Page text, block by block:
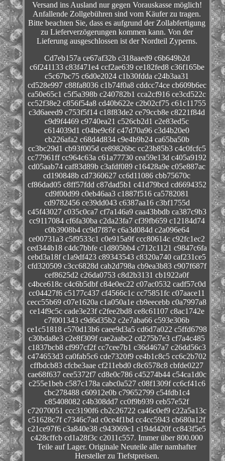
Versand ins Ausland nur gegen Vorauskasse möglich!
Anfallende Zollgebühren sind vom Käufer zu tragen.
Bitte beachten Sie, dass es aufgrund der Zollabfertigung
zu Lieferverzögerungen kommen kann. Von der
Lieferung ausgeschlossen ist der Nordteil Zyperns.
Cd7eb157a ce67af32b c318aaed9 c6b649b2d
c6f241133 c83f471e4 ccf2ae639 ce182fed8 c36f165be
c5c67bc75 c6d0e2024 c1b30fdda c24b3aa31
cd528e997 c88fa8036 c1b74f0a8 cddcc74ce cb609b6ec
ca50e65c1 c5f5a398b c240782b1 cca2cf916 ce3cd522c
cc52f38e2 c856f54a8 cd40b622e c2b02cf75 c61c11755
c3d6aeed9 c753f5f14 c18f83de2 ce79ccb8e c8221f84d
c9d9f4469 c9740ea21 c526cb2d1 c2e83ed5c
c614039d1 c04be9c6f c47d70a96 c3d4b20e0
cb226afa2 c68d4d834 c9e4b9b24 ca65ba50b
cc3bc29d1 cb93f005d ce89826bc cc23b85b3 c4c0fcfc5
cc77961ff cc964c63a c61a77730 cea59e13d c405a9192
cd05aab74 caf83d89b c3afdf089 c16428a9e c05e887ac
cd190848b cd7360627 cc6d11086 cbb75670c
cf86dad05 c8ff57fdd c87dad5b1 c41d79bcd cd6694352
cd9f00d99 c0eb46aa3 c1887f516 ca5782081
cd9782456 ce39dd043 c6387aa16 c3bf1755d
c45f43027 c035c0ca7 cf7a146a9 caa43bbdb ca387c9b3
cc9117084 cf6fa30ba c2da23fa7 cf39fb659 c12184d74
c0b3908b4 cc9d7f87e c6a3d084d c2a096e64
ce00731a3 c5f9533c1 c0e915a9f ccc80614c c92fc1ec2
ced344b18 c4dc7bbfe c1d805bb4 c712c1121 c9847c6fa
cebd3a18f c1a9df423 c89343543 c8320a740 caf231ce5
cfd320509 c3cc6828d cab2d798a cb9ea3b83 c907f687f
cef8625d2 c26da0753 c8d2b3131 cb1922a0f
c4bce618c c4c6b5dbf c84e0ec22 c07ac0532 cadf57c0d
cc04427f6 c5177c437 cf4566c1c cc75851fc c07aace11
cecc55b69 c07e1620a c1a050a1e cb9eecebb c0a7997a8
ce14f9c5c cade3e23f c2fee2bd8 ce8c61107 c8ac1742e
c7f001343 c9d6d35b2 c2e7aba66 c593e306b
ce1c51818 c570d13b6 caee9d3a5 cd6d7a022 c5ffd6798
c30bda8e3 c2e8f309f cae2aabc2 cd275b7e3 cf7a4c485
c1837bcb8 cf997cf2f cc7cee7b1 c36d467a7 c26dd56c3
c474653d3 ca0fab5c6 cde7320f9 ce4b1c8c5 cc6c2b702
cffbdcb83 cfcbe3aae cf211ebd0 c8c6578c8 cbfde0227
cae68f637 cee5372f7 cd8e0c786 c45274b44 c54ca1d0c
c255e1beb c587c178a cabc0a527 c08f1309f cc6cf41c6
cbc278488 c60912e0b c79652799 c54fdb1c4
c85408082 c4b308dd7 cc0f9b939 ceb57e52f
c72070051 ccc3190f6 cb2c26722 ca46c0ef9 c22a5a13c
c51628c7f c7346c7ad c0ce4f1bd cc4cc5943 cb680a12f
c21ce97f6 c3a840e38 c943069c1 c194d420f cc843f5e5
c428cffcb cd1a28f3c c2011c557. Immer über 800.000
Teile auf Lager. Originale Neuteile aller namhafter
Hersteller zu Tiefstpreisen.